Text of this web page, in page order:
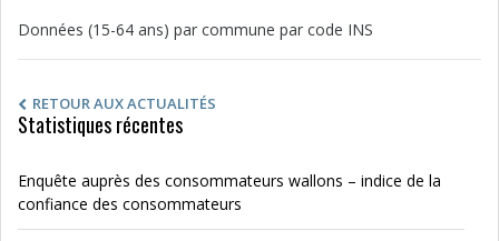
Données (15-64 ans) par commune par code INS
RETOUR AUX ACTUALITÉS
Statistiques récentes
Enquête auprès des consommateurs wallons – indice de la
confiance des consommateurs